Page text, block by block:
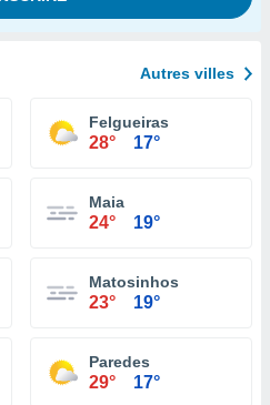
Autres villes
Felgueiras
28° 17°
Maia
24° 19°
Matosinhos
23° 19°
Paredes
29° 17°